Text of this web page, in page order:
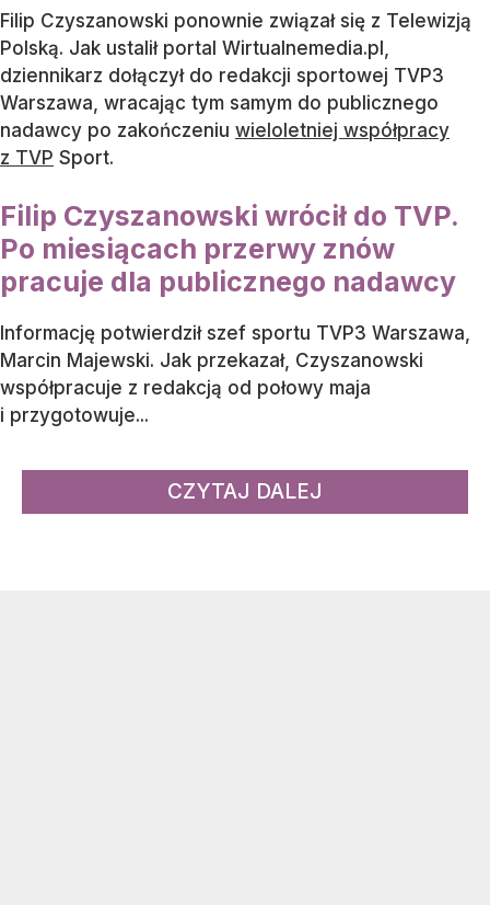
Filip Czyszanowski ponownie związał się z Telewizją
Polską. Jak ustalił portal Wirtualnemedia.pl,
dziennikarz dołączył do redakcji sportowej TVP3
Warszawa, wracając tym samym do publicznego
nadawcy po zakończeniu wieloletniej współpracy
z TVP Sport.
Filip Czyszanowski wrócił do TVP.
Po miesiącach przerwy znów
pracuje dla publicznego nadawcy
Informację potwierdził szef sportu TVP3 Warszawa,
Marcin Majewski. Jak przekazał, Czyszanowski
współpracuje z redakcją od połowy maja
i przygotowuje...
CZYTAJ DALEJ